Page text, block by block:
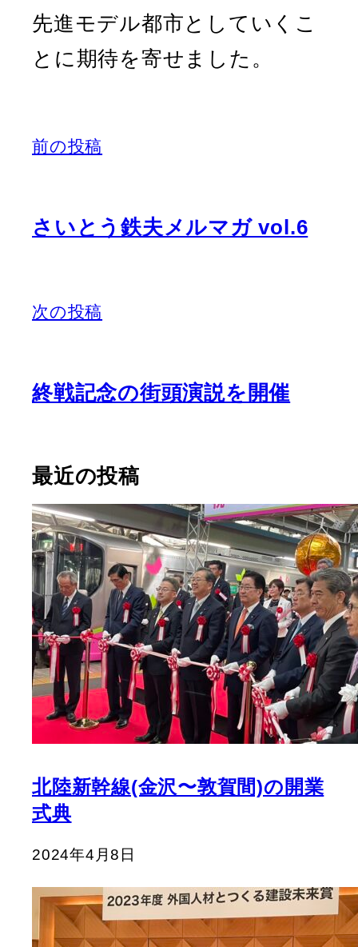
先進モデル都市としていくこ
とに期待を寄せました。
前の投稿
さいとう鉄夫メルマガ vol.6
次の投稿
終戦記念の街頭演説を開催
最近の投稿
北陸新幹線(金沢〜敦賀間)の開業
式典
2024年4月8日